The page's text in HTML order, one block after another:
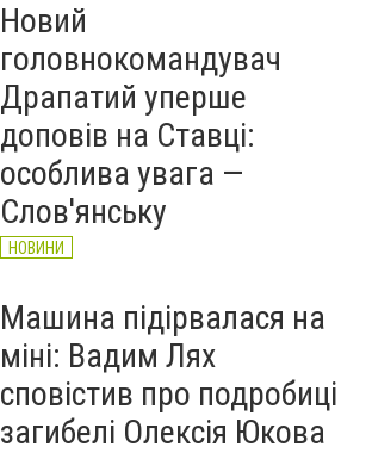
Новий
головнокомандувач
Драпатий уперше
доповів на Ставці:
особлива увага —
Слов'янську
НОВИНИ
Машина підірвалася на
міні: Вадим Лях
сповістив про подробиці
загибелі Олексія Юкова